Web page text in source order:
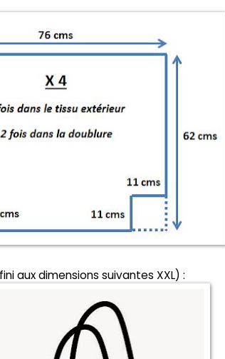
aux dimensions suivantes XXL) :